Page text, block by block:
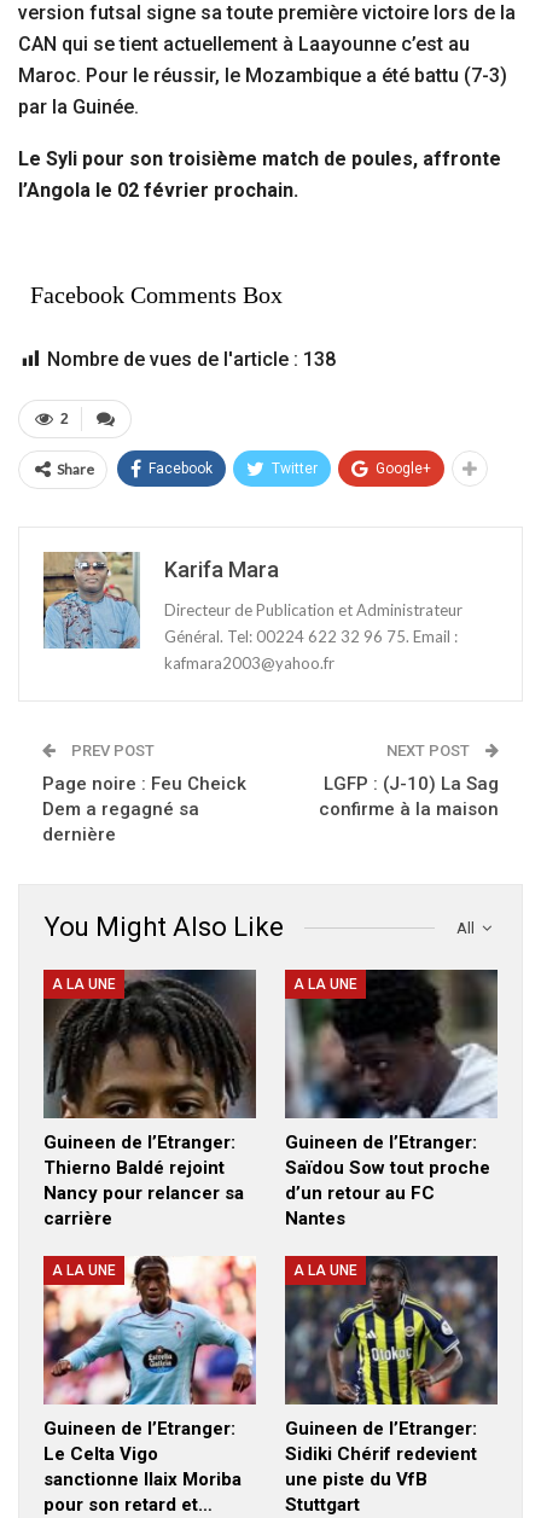
version futsal signe sa toute première victoire lors de la
CAN qui se tient actuellement à Laayounne c’est au
Maroc. Pour le réussir, le Mozambique a été battu (7-3)
par la Guinée.
Le Syli pour son troisième match de poules, affronte
l’Angola le 02 février prochain.
Facebook Comments Box
Nombre de vues de l'article : 138
2
Share Facebook Twitter Google+
Karifa Mara
Directeur de Publication et Administrateur
Général. Tel: 00224 622 32 96 75. Email :
kafmara2003@yahoo.fr
PREV POST
Page noire : Feu Cheick
Dem a regagné sa
dernière
NEXT POST
LGFP : (J-10) La Sag
confirme à la maison
All
You Might Also Like
A LA UNE
Guineen de l’Etranger:
Thierno Baldé rejoint
Nancy pour relancer sa
carrière
A LA UNE
Guineen de l’Etranger:
Saïdou Sow tout proche
d’un retour au FC
Nantes
A LA UNE
Guineen de l’Etranger:
Le Celta Vigo
sanctionne Ilaix Moriba
pour son retard et…
A LA UNE
Guineen de l’Etranger:
Sidiki Chérif redevient
une piste du VfB
Stuttgart